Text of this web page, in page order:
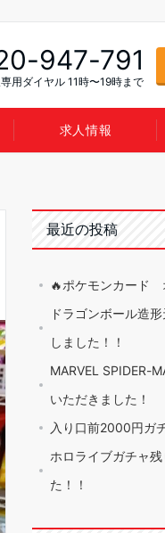
947-791
用ダイヤル 11時〜19時まで
求人情報
最近の投稿
🔥ポケモンカード
ドラゴンボール造
しました！！
MARVEL SPIDER-
いただきました！
入り口前2000円ガ
ホロライブガチャ
た！！